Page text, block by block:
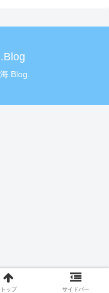
.Blog.
トップ サイドバー